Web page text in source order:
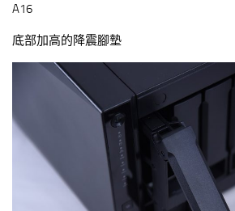
A16
底部加高的降震腳墊